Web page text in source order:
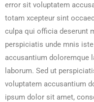
error sit voluptatem
totam xcepteur sint
culpa qui officia deserunt
perspiciatis unde mnis
accusantium doloremque
laborum. Sed ut
voluptatem accusantium
ipsum dolor sit amet,